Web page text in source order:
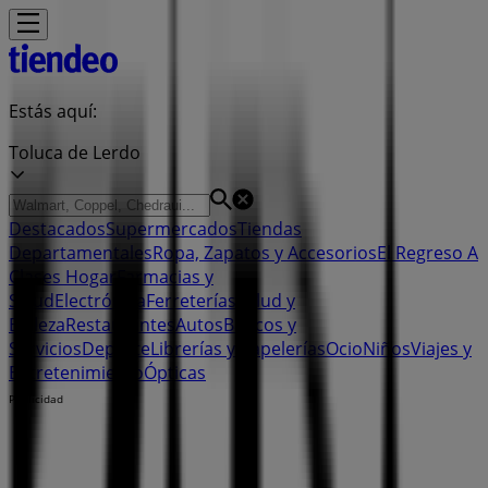
Estás aquí:
Toluca de Lerdo
DestacadosSupermercadosTiendas
DepartamentalesRopa, Zapatos y AccesoriosEl Regreso A
Clases Hogar
Farmacias y
SaludElectrónicaFerreterías
Salud y
BellezaRestaurantes AutosBancos y
ServiciosDeporteLibrerías y PapeleríasOcioNiñosViajes y
EntretenimientoÓpticas
Publicidad